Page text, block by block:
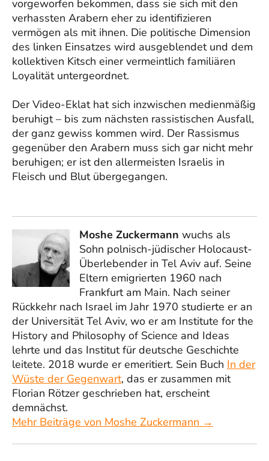
vorgeworfen bekommen, dass sie sich mit den
verhassten Arabern eher zu identifizieren
vermögen als mit ihnen. Die politische Dimension
des linken Einsatzes wird ausgeblendet und dem
kollektiven Kitsch einer vermeintlich familiären
Loyalität untergeordnet.
Der Video-Eklat hat sich inzwischen medienmäßig
beruhigt – bis zum nächsten rassistischen Ausfall,
der ganz gewiss kommen wird. Der Rassismus
gegenüber den Arabern muss sich gar nicht mehr
beruhigen; er ist den allermeisten Israelis in
Fleisch und Blut übergegangen.
Moshe Zuckermann wuchs als
Sohn polnisch-jüdischer Holocaust-
Überlebender in Tel Aviv auf. Seine
Eltern emigrierten 1960 nach
Frankfurt am Main. Nach seiner
Rückkehr nach Israel im Jahr 1970 studierte er an
der Universität Tel Aviv, wo er am Institute for the
History and Philosophy of Science and Ideas
lehrte und das Institut für deutsche Geschichte
leitete. 2018 wurde er emeritiert. Sein Buch In der
Wüste der Gegenwart, das er zusammen mit
Florian Rötzer geschrieben hat, erscheint
demnächst.
Mehr Beiträge von Moshe Zuckermann →